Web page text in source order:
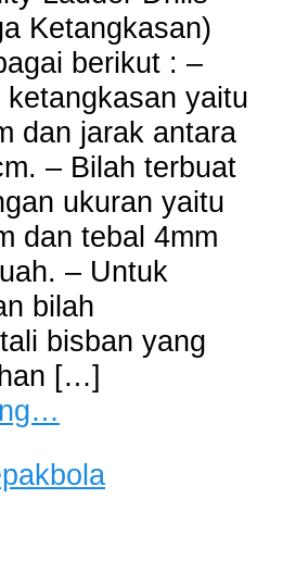
Ketangkasan)
berikut : –
yaitu
dan jarak antara
– Bilah terbuat
ukuran yaitu
dan tebal 4mm
– Untuk
bilah
bisban yang
[…]